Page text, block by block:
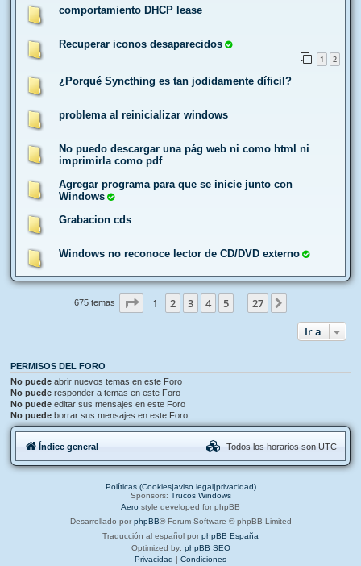
comportamiento DHCP lease
Recuperar iconos desaparecidos
1 2
¿Porqué Syncthing es tan jodidamente díficil?
problema al reinicializar windows
No puedo descargar una pág web ni como html ni
imprimirla como pdf
Agregar programa para que se inicie junto con
Windows
Grabacion cds
Windows no reconoce lector de CD/DVD externo
675 temas Página de 27
1 2 3 4 5 27
Ir a
PERMISOS DEL FORO
No puede abrir nuevos temas en este Foro
No puede responder a temas en este Foro
No puede editar sus mensajes en este Foro
No puede borrar sus mensajes en este Foro
Índice general Todos los horarios son UTC
Políticas (Cookies|aviso legal|privacidad)
Sponsors: Trucos Windows
Aero style developed for phpBB
Desarrollado por phpBB® Forum Software © phpBB Limited
Traducción al español por phpBB España
Optimized by: phpBB SEO
Privacidad | Condiciones